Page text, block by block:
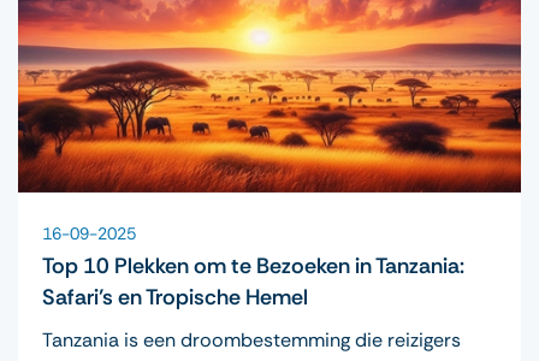
16-09-2025
Top 10 Plekken om te Bezoeken in Tanzania:
Safari’s en Tropische Hemel
Tanzania is een droombestemming die reizigers